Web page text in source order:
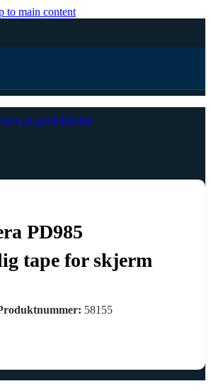
to main content
PD985
tape for skjerm
58155